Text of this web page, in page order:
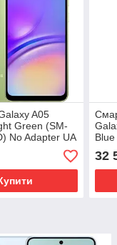
A05
Green (SM-
No Adapter UA
32